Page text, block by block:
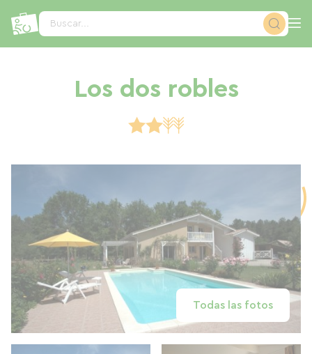
Buscar...
Los dos robles
Todas las fotos
Panel de gestión de cookies